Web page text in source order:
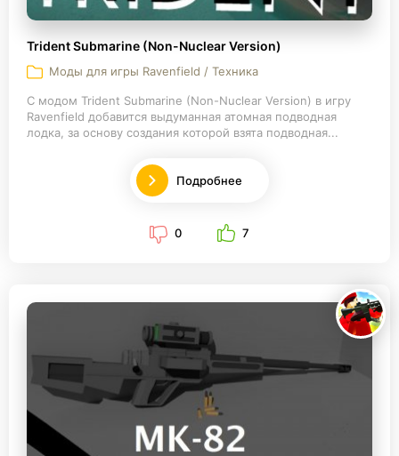
Trident Submarine (Non-Nuclear Version)
Моды для игры Ravenfield / Техника
С модом Trident Submarine (Non-Nuclear Version) в игру
Ravenfield добавится выдуманная атомная подводная
лодка, за основу создания которой взята подводная...
Подробнее
0 7